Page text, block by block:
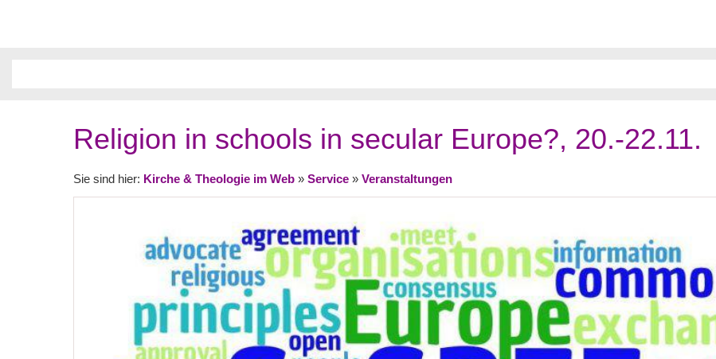
Religion in schools in secular Europe?, 20.-22.11.
Sie sind hier: Kirche & Theologie im Web » Service » Veranstaltungen